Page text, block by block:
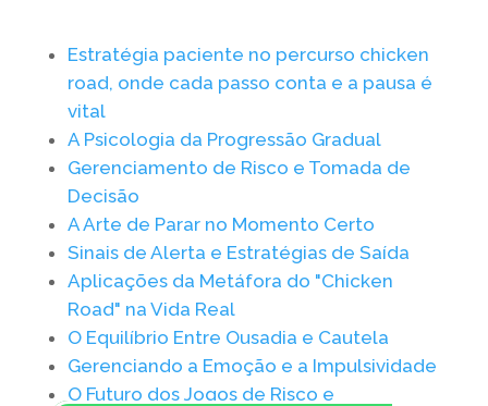
Estratégia paciente no percurso chicken
road, onde cada passo conta e a pausa é
vital
A Psicologia da Progressão Gradual
Gerenciamento de Risco e Tomada de
Decisão
A Arte de Parar no Momento Certo
Sinais de Alerta e Estratégias de Saída
Aplicações da Metáfora do "Chicken
Road" na Vida Real
O Equilíbrio Entre Ousadia e Cautela
Gerenciando a Emoção e a Impulsividade
O Futuro dos Jogos de Risco e